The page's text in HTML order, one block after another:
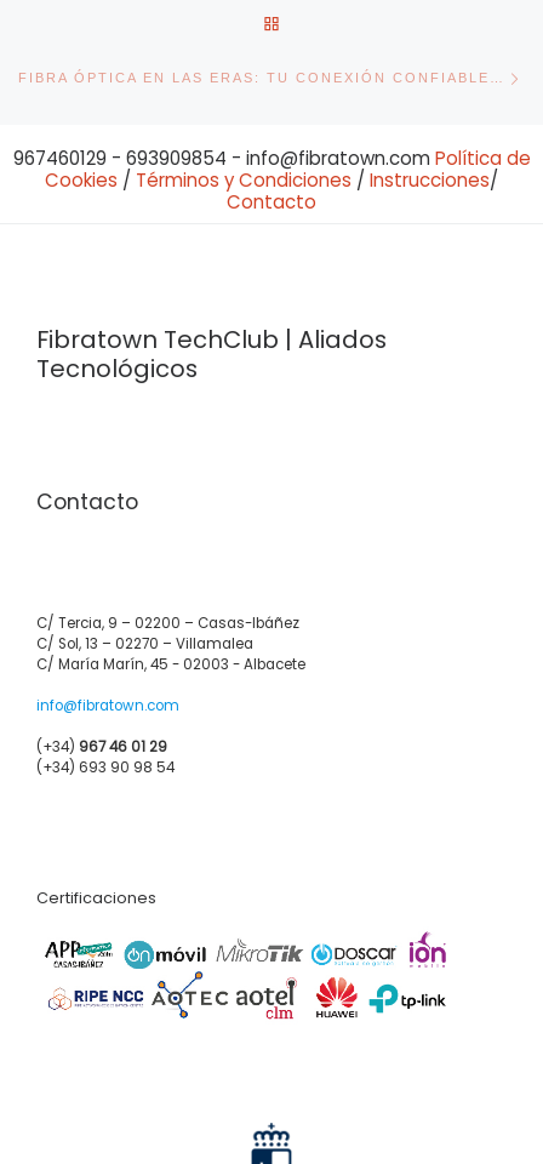
967460129 - 693909854 - info@fibratown.com Política de
Cookies / Términos y Condiciones / Instrucciones/
Contacto
Fibratown TechClub | Aliados
Tecnológicos
Contacto
C/ Tercia, 9 – 02200 – Casas-Ibáñez
C/ Sol, 13 – 02270 – Villamalea
C/ María Marín, 45 - 02003 - Albacete
info@fibratown.com
(+34) 967 46 01 29
(+34) 693 90 98 54
Certificaciones